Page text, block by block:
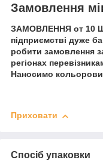
Замовлення
ЗАМОВЛЕННЯ от 10
підприємстві дуже
робити замовлення
регіонах
Наносимо
Приховати
Спосіб упаковки